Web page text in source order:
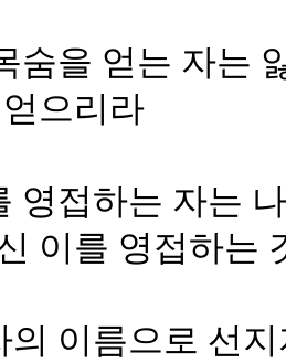
숨을 얻는 자는
으리라
영접하는 자는
이를 영접하는
의 이름으로 선